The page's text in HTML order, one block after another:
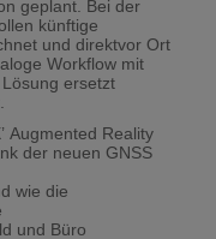
geplant. Bei der
künftige
und direktvor Ort
Workflow mit
ersetzt
Augmented Reality
der neuen GNSS
wie die
und Büro